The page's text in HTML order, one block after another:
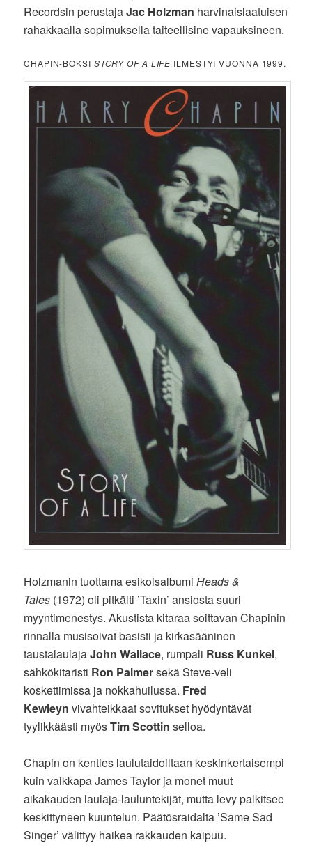
Recordsin perustajaJac Holzman harvinaislaatuisen
rahakkaalla sopimuksella taiteellisine vapauksineen.
CHAPIN-BOKSI STORY OF A LIFE ILMESTYI VUONNA 1999.
Holzmanin tuottama esikoisalbumiHeads &
Tales (1972) oli pitkälti ’Taxin’ ansiosta suuri
myyntimenestys. Akustista kitaraa soittavan Chapinin
rinnalla musisoivat basisti ja kirkasääninen
taustalaulajaJohn Wallace, rumpali Russ Kunkel,
sähkökitaristi Ron Palmersekä Steve-veli
koskettimissa ja nokkahuilussa. Fred
Kewleyn vivahteikkaat sovitukset hyödyntävät
tyylikkäästi myösTim Scottin selloa.
Chapin on kenties laulutaidoiltaan keskinkertaisempi
kuin vaikkapa James Taylor ja monet muut
aikakauden laulaja-lauluntekijät, mutta levy palkitsee
keskittyneen kuuntelun. Päätösraidalta ’Same Sad
Singer’ välittyy haikea rakkauden kaipuu.